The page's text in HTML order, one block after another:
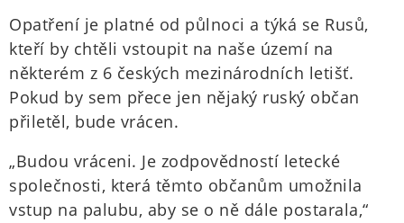
Opatření je platné od půlnoci a týká se Rusů,
kteří by chtěli vstoupit na naše území na
některém z 6 českých mezinárodních letišť.
Pokud by sem přece jen nějaký ruský občan
přiletěl, bude vrácen.
„Budou vráceni. Je zodpovědností letecké
společnosti, která těmto občanům umožnila
vstup na palubu, aby se o ně dále postarala,“